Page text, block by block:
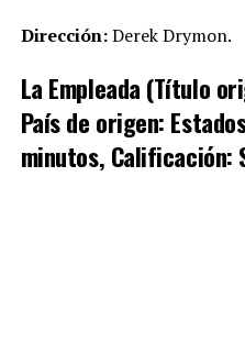
Dirección:Derek Drymon.
La Empleada (Título
País de origen:
minutos, Calificación: